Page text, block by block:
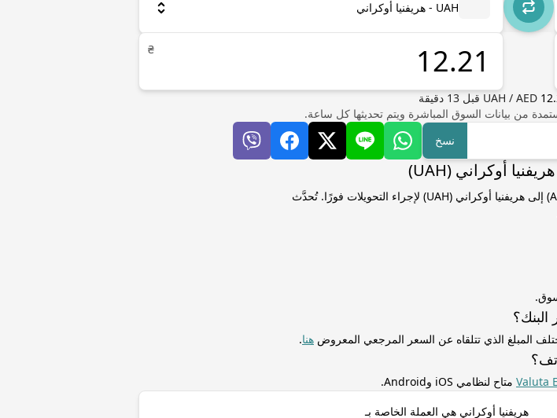
UAH - هريفنيا أوكراني
₴
UAH / AED قبل13 دقيقة
من بيانات السوق المباشرة ويتم تحديثها كل ساعة.
نسخ
استخدم سعر الصرف المباشر من درهم إماراتي (AED) إلى هريفنيا أوكراني (UAH) لإجراء التحويلات فورًا. تُحدَّث
المبلغ الذي تتلقاه عن السعر المرجعي المعروض هنا.
Valuta متاح لنظامي iOS وAndroid.
هريفنيا أوكراني هي العملة الخاصة بـ